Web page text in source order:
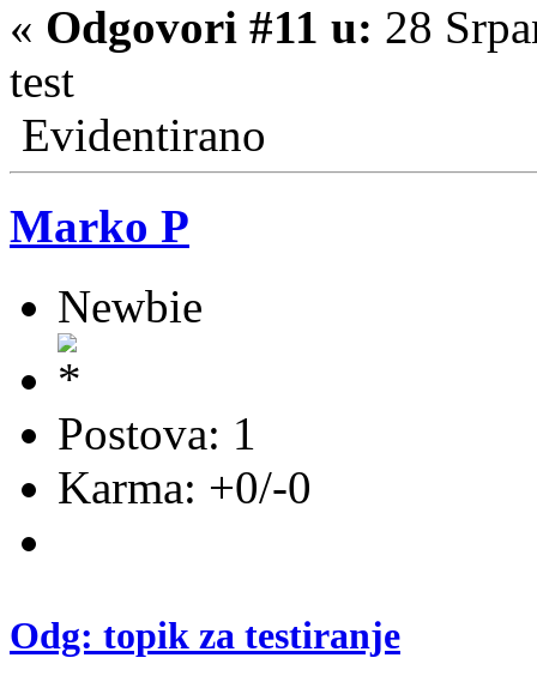
« Odgovori #11 u: 28
test
Evidentirano
Marko P
Newbie
Postova: 1
Karma: +0/-0
Odg: topik za testiranje